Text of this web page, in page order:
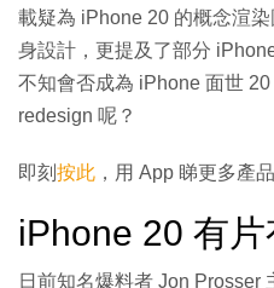
載疑為 iPhone 20 的概念渲
身設計，更提及了部分
不知會否成為 iPhone 面世
redesign 呢？
即刻 按此 ，用 App 睇更多產
iPhone 20 有片
日前知名爆料者 Jon Prosser